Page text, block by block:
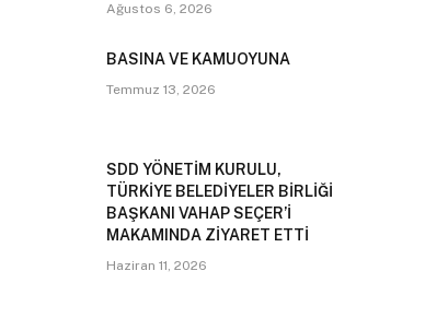
Ağustos 6, 2026
BASINA VE KAMUOYUNA
Temmuz 13, 2026
SDD YÖNETİM KURULU,
TÜRKİYE BELEDİYELER BİRLİĞİ
BAŞKANI VAHAP SEÇER’İ
MAKAMINDA ZİYARET ETTİ
Haziran 11, 2026